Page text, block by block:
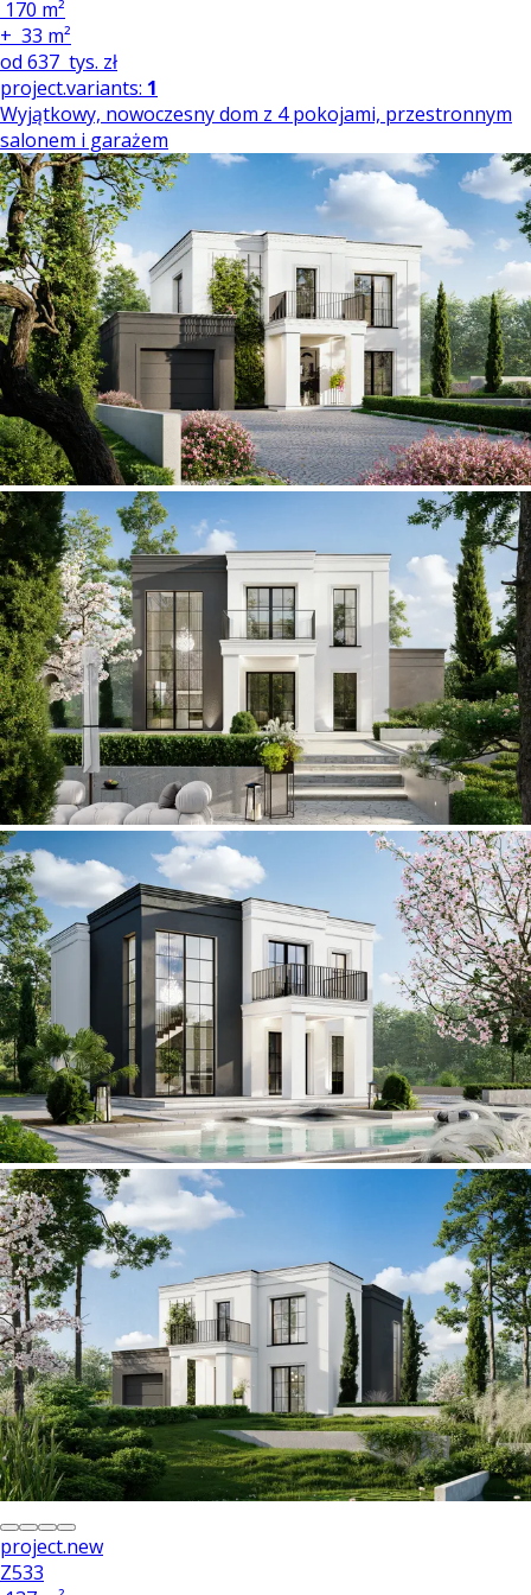
170 m²
+ 33 m²
od 637 tys. zł
project.variants: 1
Wyjątkowy, nowoczesny dom z 4 pokojami, przestronnym
salonem i garażem
project.new
Z533